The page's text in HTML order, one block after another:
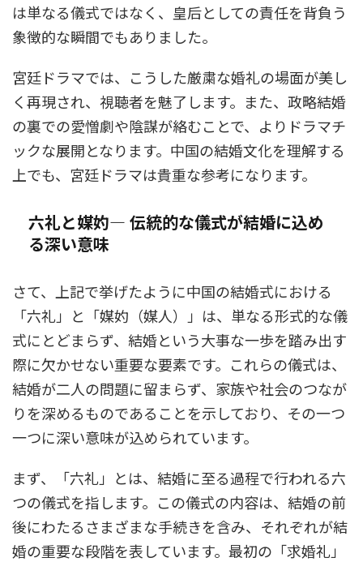
は単なる儀式ではなく、皇后としての責任を背負う
象徴的な瞬間でもありました。
宮廷ドラマでは、こうした厳粛な婚礼の場面が美し
く再現され、視聴者を魅了します。また、政略結婚
の裏での愛憎劇や陰謀が絡むことで、よりドラマチ
ックな展開となります。中国の結婚文化を理解する
上でも、宮廷ドラマは貴重な参考になります。
六礼と媒妁— 伝統的な儀式が結婚に込め
る深い意味
さて、上記で挙げたように中国の結婚式における
「六礼」と「媒妁（媒人）」は、単なる形式的な儀
式にとどまらず、結婚という大事な一歩を踏み出す
際に欠かせない重要な要素です。これらの儀式は、
結婚が二人の問題に留まらず、家族や社会のつなが
りを深めるものであることを示しており、その一つ
一つに深い意味が込められています。
まず、「六礼」とは、結婚に至る過程で行われる六
つの儀式を指します。この儀式の内容は、結婚の前
後にわたるさまざまな手続きを含み、それぞれが結
婚の重要な段階を表しています。最初の「求婚礼」